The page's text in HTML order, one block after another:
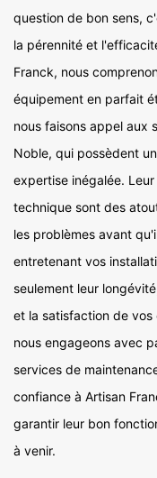
question de bon sens,
la pérennité et
Franck, nous
équipement en parfait
nous faisons appel aux
Noble, qui possèdent
expertise inégalée.
technique sont des
les problèmes avant
entretenant vos
seulement leur
et la satisfaction de vos
nous engageons avec
services de
confiance à Artisan
garantir leur bon
à venir.